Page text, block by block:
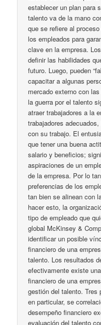
establecer un plan para
talento va de la mano
que se refiere al
los empleados para
clave en la empresa.
definir las habilidades
futuro. Luego, pueden
capacitar a algunas
mercado externo con
la guerra por el talento
atraer trabajadores a la
trabajadores
con su trabajo. El
que tener una buena
salario y beneficios;
aspiraciones de un
de la empresa. Por lo
preferencias de los
tan bien se alinean con
hacer esto, la
tipo de empleado que
global McKinsey &
identificar un posible
financiero de una
talento. Los resultados
efectivamente existe
financiero de una
gestión del talento. Tres
en particular, se
desempeño financiero
evaluación del talento